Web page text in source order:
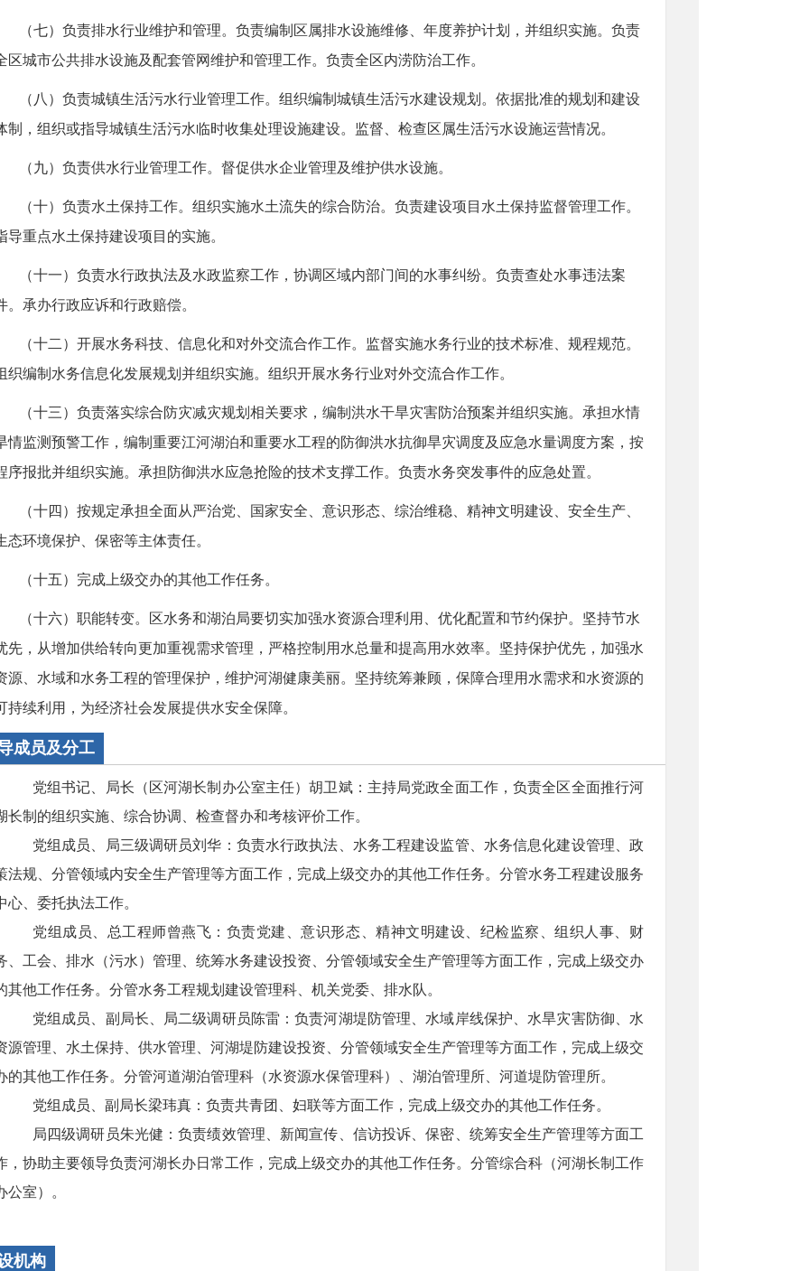
（七）负责排水行业维护和管理。负责编制区属排水设施维修、年度养护计划，并组织实施。负责
区城市公共排水设施及配套管网维护和管理工作。负责全区内涝防治工作。
（八）负责城镇生活污水行业管理工作。组织编制城镇生活污水建设规划。依据批准的规划和建设
制，组织或指导城镇生活污水临时收集处理设施建设。监督、检查区属生活污水设施运营情况。
（九）负责供水行业管理工作。督促供水企业管理及维护供水设施。
（十）负责水土保持工作。组织实施水土流失的综合防治。负责建设项目水土保持监督管理工作。
导重点水土保持建设项目的实施。
（十一）负责水行政执法及水政监察工作，协调区域内部门间的水事纠纷。负责查处水事违法案
。承办行政应诉和行政赔偿。
（十二）开展水务科技、信息化和对外交流合作工作。监督实施水务行业的技术标准、规程规范。
织编制水务信息化发展规划并组织实施。组织开展水务行业对外交流合作工作。
（十三）负责落实综合防灾减灾规划相关要求，编制洪水干旱灾害防治预案并组织实施。承担水情
情监测预警工作，编制重要江河湖泊和重要水工程的防御洪水抗御旱灾调度及应急水量调度方案，按
序报批并组织实施。承担防御洪水应急抢险的技术支撑工作。负责水务突发事件的应急处置。
（十四）按规定承担全面从严治党、国家安全、意识形态、综治维稳、精神文明建设、安全生产、
态环境保护、保密等主体责任。
（十五）完成上级交办的其他工作任务。
（十六）职能转变。区水务和湖泊局要切实加强水资源合理利用、优化配置和节约保护。坚持节水
先，从增加供给转向更加重视需求管理，严格控制用水总量和提高用水效率。坚持保护优先，加强水
源、水域和水务工程的管理保护，维护河湖健康美丽。坚持统筹兼顾，保障合理用水需求和水资源的
持续利用，为经济社会发展提供水安全保障。
成员及分工
党组书记、局长（区河湖长制办公室主任）胡卫斌：主持局党政全面工作，负责全区全面推行河
长制的组织实施、综合协调、检查督办和考核评价工作。
党组成员、局三级调研员刘华：负责水行政执法、水务工程建设监管、水务信息化建设管理、政
法规、分管领域内安全生产管理等方面工作，完成上级交办的其他工作任务。分管水务工程建设服务
心、委托执法工作。
党组成员、总工程师曾燕飞：负责党建、意识形态、精神文明建设、纪检监察、组织人事、财
、工会、排水（污水）管理、统筹水务建设投资、分管领域安全生产管理等方面工作，完成上级交办
其他工作任务。分管水务工程规划建设管理科、机关党委、排水队。
党组成员、副局长、局二级调研员陈雷：负责河湖堤防管理、水域岸线保护、水旱灾害防御、水
源管理、水土保持、供水管理、河湖堤防建设投资、分管领域安全生产管理等方面工作，完成上级交
的其他工作任务。分管河道湖泊管理科（水资源水保管理科）、湖泊管理所、河道堤防管理所。
党组成员、副局长梁玮真：负责共青团、妇联等方面工作，完成上级交办的其他工作任务。
局四级调研员朱光健：负责绩效管理、新闻宣传、信访投诉、保密、统筹安全生产管理等方面工
，协助主要领导负责河湖长办日常工作，完成上级交办的其他工作任务。分管综合科（河湖长制工作
公室）。
机构